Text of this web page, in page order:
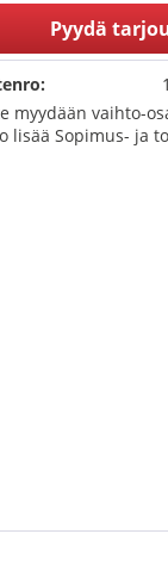
Pyydä
myydään vaihto-
lisää Sopimus- ja